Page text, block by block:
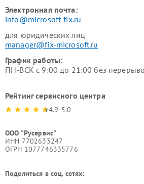
Электронная почта:
info@microsoft-fix.ru
для юридических лиц
manager@fix-microsoft.ru
График работы:
ПН-ВСК с 9:00 до 21:00 без
Рейтинг сервисного центра
4.9-5.0
ООО "Русервис"
ИНН 7702633247
ОГРН 1077746335776
Поделиться в соц. сетях: